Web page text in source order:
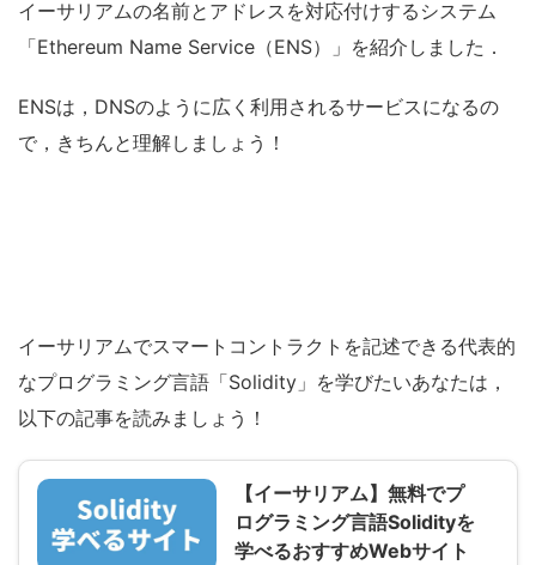
イーサリアムの名前とアドレスを対応付けするシステム
「Ethereum Name Service（ENS）」を紹介しました．
ENSは，DNSのように広く利用されるサービスになるの
で，きちんと理解しましょう！
イーサリアムでスマートコントラクトを記述できる代表的
なプログラミング言語「Solidity」を学びたいあなたは，
以下の記事を読みましょう！
【イーサリアム】無料でプ
ログラミング言語Solidityを
学べるおすすめWebサイト